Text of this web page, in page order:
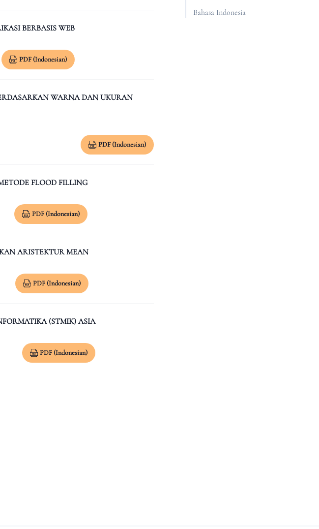
BERBASIS WEB
PDF (Indonesian)
WARNA DAN UKURAN
PDF (Indonesian)
FLOOD FILLING
PDF (Indonesian)
ARISTEKTUR MEAN
PDF (Indonesian)
(STMIK) ASIA
PDF (Indonesian)
Bahasa Indonesia